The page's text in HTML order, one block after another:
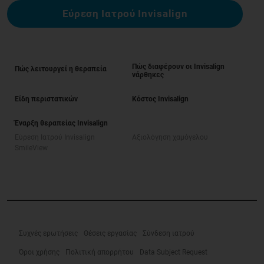
Εύρεση Ιατρού Invisalign
Πώς λειτουργεί η θεραπεία
Πώς διαφέρουν οι Invisalign
νάρθηκες
Είδη περιστατικών Κόστος Invisalign
Έναρξη θεραπείας Invisalign
Συχνές ερωτήσεις Θέσεις εργασίας Σύνδεση ιατρού
Όροι χρήσης Πολιτική απορρήτου Data Subject Request